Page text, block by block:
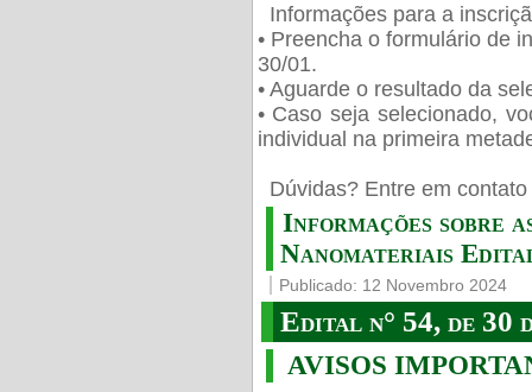
Informações para a
• Preencha o formulário de
30/01.
• Aguarde o resultado da
• Caso seja selecionado,
individual na primeira
Dúvidas? Entre em
Informações sobre
Nanomateriais
Publicado: 12 Novembro 2024
Edital n° 54, de 30
AVISOS